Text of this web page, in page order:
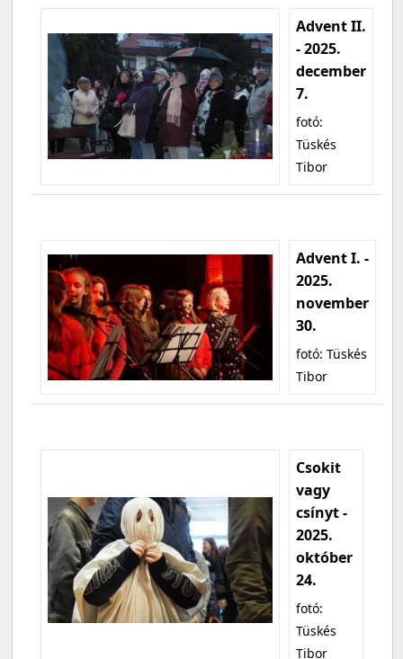
Advent II.
- 2025.
december
7.
fotó:
Tüskés
Tibor
Advent I. -
2025.
november
30.
fotó: Tüskés
Tibor
Csokit
vagy
csínyt -
2025.
október
24.
fotó:
Tüskés
Tibor